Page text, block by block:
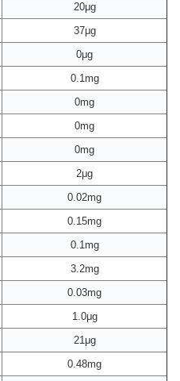
20μg
37μg
0μg
0.1mg
0mg
0mg
0mg
2μg
0.02mg
0.15mg
0.1mg
3.2mg
0.03mg
1.0μg
21μg
0.48mg